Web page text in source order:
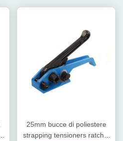
25mm bucce di poliestere
strapping tensioners ratchet